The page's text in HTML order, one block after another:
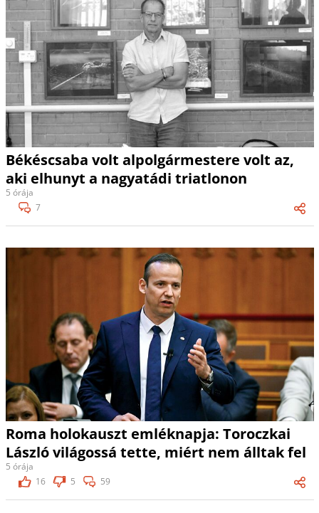
Békéscsaba volt alpolgármestere volt az,
aki elhunyt a nagyatádi triatlonon
5 órája
7
Roma holokauszt emléknapja: Toroczkai
László világossá tette, miért nem álltak fel
5 órája
16
5 59